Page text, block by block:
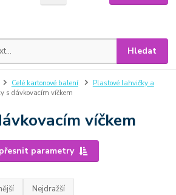
Hledat
Celé kartonové balení
Plastové lahvičky a
s dávkovacím víčkem
víčkem
parametry
Nejdražší